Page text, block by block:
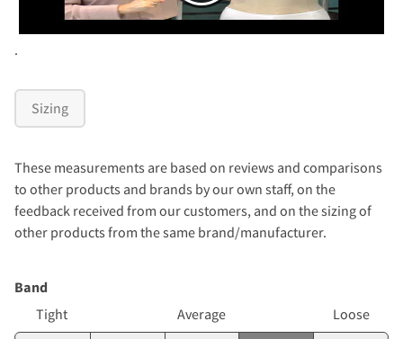
.
Sizing
These measurements are based on reviews and comparisons
to other products and brands by our own staff, on the
feedback received from our customers, and on the sizing of
other products from the same brand/manufacturer.
Band
Tight
Average Loose